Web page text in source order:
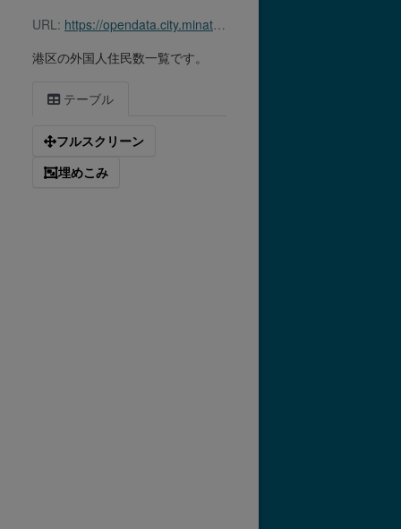
URL: https://opendata.city.minato.tokyo.jp/dataset/3a17d28f-8e01-49de-9cc4-e0004f33e773/resource/acb2c69c-6cad-4498-97b0-00827335e228/download/zairyushikaku_jinko_iko.csv
港区の外国人住民数一覧です。
テーブル
フルスクリーン
埋めこみ